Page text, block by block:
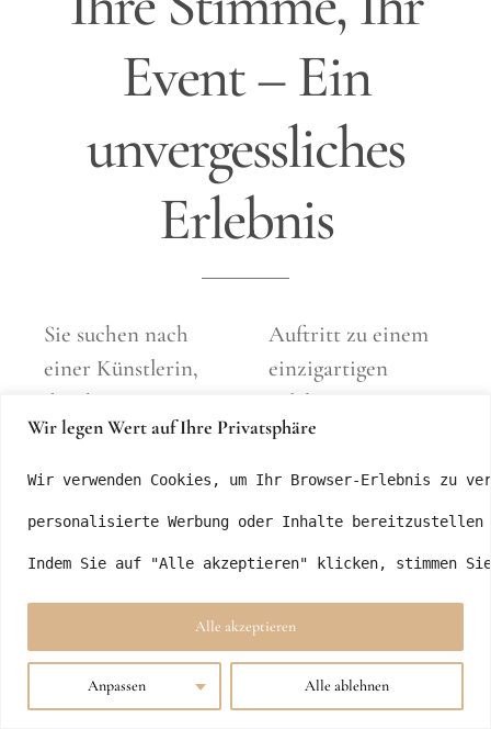
Wir legen Wert auf Ihre Privatsphäre
Wir verwenden Cookies, um Ihr Browser-Erlebnis zu
personalisierte Werbung oder Inhalte bereitzustellen
Indem Sie auf "Alle akzeptieren" klicken, stimmen Sie
Anpassen Alle ablehnen
Alle akzeptieren
Event – Ein
unvergessliches
Erlebnis
Sie suchen nach
einer Künstlerin,
die Ihr Event
unvergesslich
macht? Mandy
jeden Anlass! Mit
ihrer kraftvollen
und emotionalen
Stimme zieht sie
das Publikum in
Auftritt zu einem
einzigartigen
Erlebnis. Mit Hits
wie „Verdammt
gefährlich“, „Mich
Klassikern aus dem
deutschen Schlager
sorgt sie für
stimmungsvolle
und emotionale